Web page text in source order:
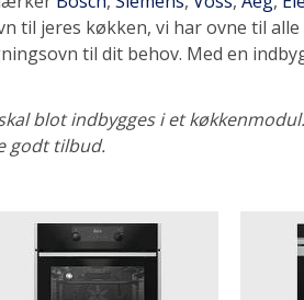
til jeres køkken, vi har ovne til
til dit behov. Med en
blot indbygges i et
godt tilbud.